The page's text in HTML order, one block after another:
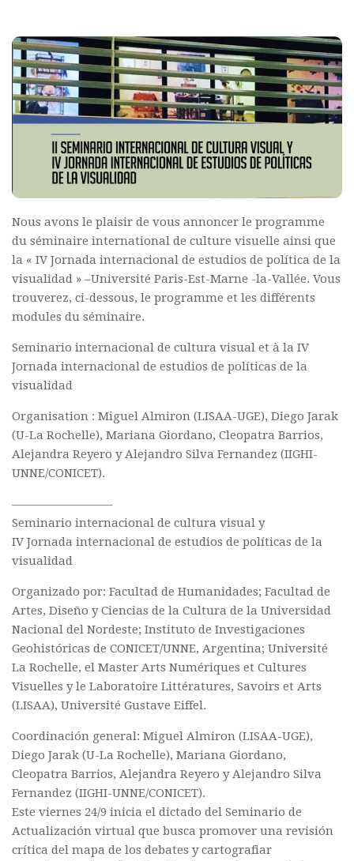
Concours
Programmes
Rapports
CPGE
« Au menu »
Annonces
Minutes de Fred
Vous abonner / commander un numéro
Vous abonner
Commander un numéro PDF
Commander un numéro papier
Normes typographiques
Nous avons le plaisir de vous annoncer le programme
du séminaire international de culture visuelle ainsi que
la « IV Jornada internacional de estudios de política de la
visualidad » –Université Paris-Est-Marne -la-Vallée. Vous
trouverez, ci-dessous, le programme et les différents
modules du séminaire.
Seminario internacional de cultura visual et à la IV
Jornada internacional de estudios de políticas de la
visualidad
Organisation : Miguel Almiron (LISAA-UGE), Diego Jarak
(U-La Rochelle), Mariana Giordano, Cleopatra Barrios,
Alejandra Reyero y Alejandro Silva Fernandez (IIGHI-
UNNE/CONICET).
————————–
Seminario internacional de cultura visual y
IV Jornada internacional de estudios de políticas de la
visualidad
Organizado por: Facultad de Humanidades; Facultad de
Artes, Diseño y Ciencias de la Cultura de la Universidad
Nacional del Nordeste; Instituto de Investigaciones
Geohistóricas de CONICET/UNNE, Argentina; Université
La Rochelle, el Master Arts Numériques et Cultures
Visuelles y le Laboratoire Littératures, Savoirs et Arts
(LISAA), Université Gustave Eiffel.
Coordinación general: Miguel Almiron (LISAA-UGE),
Diego Jarak (U-La Rochelle), Mariana Giordano,
Cleopatra Barrios, Alejandra Reyero y Alejandro Silva
Fernandez (IIGHI-UNNE/CONICET).
Este viernes 24/9 inicia el dictado del Seminario de
Actualización virtual que busca promover una revisión
crítica del mapa de los debates y cartografiar